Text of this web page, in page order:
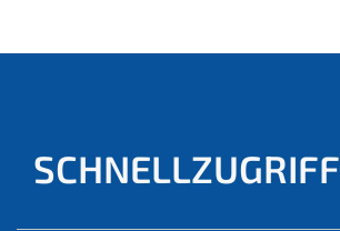
SCHNELLZUGRIFF